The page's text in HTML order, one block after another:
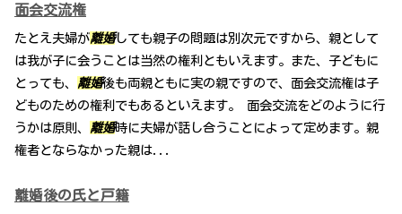
面会交流権
たとえ夫婦が離婚しても親子の問題は別次元ですから、親として
は我が子に会うことは当然の権利ともいえます。また、子どもに
とっても、 離婚後も両親ともに実の親ですので、面会交流権は子
どものための権利でもあるといえます。 面会交流をどのように行
うかは原則、 離婚時に夫婦が話し合うことによって定めます。親
権者とならなかった親は...
離婚後の氏と戸籍